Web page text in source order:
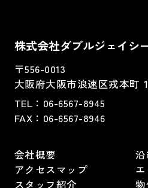
株式会社ダブルジェイ
〒556-0013
大阪府大阪市浪速区戎本町
TEL： 06-6567-8945
FAX：06-6567-8946
会社概要
アクセスマップ
スタッフ紹介
物